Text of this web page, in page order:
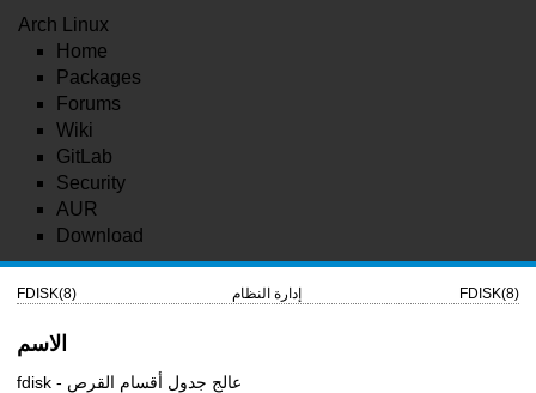
Arch Linux
Home
Packages
Forums
Wiki
GitLab
Security
AUR
Download
FDISK(8) إدارة النظام FDISK(8)
الاسم
fdisk - عالج جدول أقسام القرص